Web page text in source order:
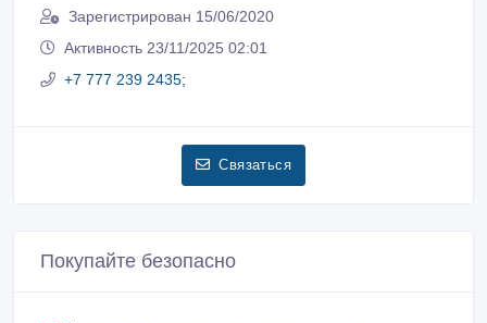
Зарегистрирован 15/06/2020
Активность 23/11/2025 02:01
+7 777 239 2435;
Связаться
Покупайте безопасно